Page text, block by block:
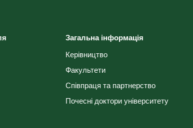
Загальна інформація
Керівництво
Факультети
Співпраця та партнерство
Почесні доктори університету